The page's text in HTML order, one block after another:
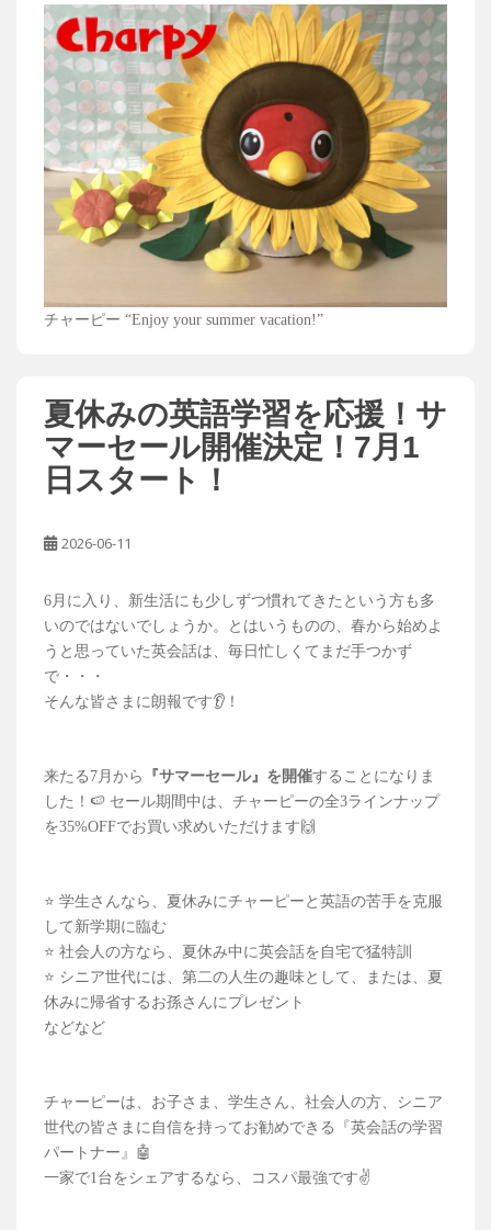
チャーピー “Enjoy your summer vacation!”
夏休みの英語学習を応援！サ
マーセール開催決定！7月1
日スタート！
2026-06-11
6月に入り、新生活にも少しずつ慣れてきたという方も多
いのではないでしょうか。とはいうものの、春から始めよ
うと思っていた英会話は、毎日忙しくてまだ手つかず
で・・・
そんな皆さまに朗報です👂！
来たる7月から 『サマーセール』を開催することになりま
した！🍉 セール期間中は、チャーピーの全3ラインナップ
を35%OFFでお買い求めいただけます🙌
⭐️ 学生さんなら、夏休みにチャーピーと英語の苦手を克服
して新学期に臨む
⭐️ 社会人の方なら、夏休み中に英会話を自宅で猛特訓
⭐️ シニア世代には、第二の人生の趣味として、または、夏
休みに帰省するお孫さんにプレゼント
などなど
チャーピーは、お子さま、学生さん、社会人の方、シニア
世代の皆さまに自信を持ってお勧めできる『英会話の学習
パートナー』🤖
一家で1台をシェアするなら、コスパ最強です✌️